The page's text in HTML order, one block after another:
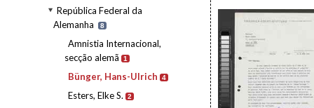
República Federal da
Alemanha
8
Amnistia Internacional,
secção alemã
1
Bünger, Hans-Ulrich 4
Esters, Elke S. 2
Página(s):2